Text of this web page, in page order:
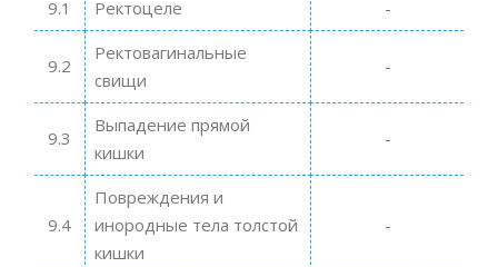
9.1
Ректоцеле -
9.2
Ректовагинальные
свищи
-
9.3
Выпадение прямой
кишки
-
9.4
Повреждения и
инородные тела толстой
кишки
-